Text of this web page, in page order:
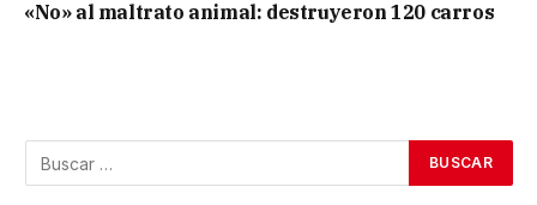
«No» al maltrato animal: destruyeron 120 carros